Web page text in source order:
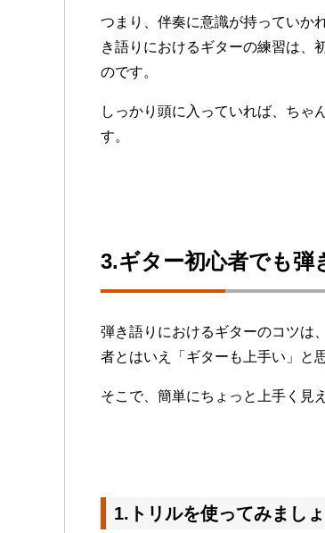
つまり、伴奏に意識が持っていか
き語りにおけるギターの練習は、
のです。
しっかり頭に入っていれば、ちゃ
す。
3.ギター初心者でも弾
弾き語りにおけるギターのコツは
者とはいえ「ギターも上手い」と
そこで、簡単にちょっと上手く見
1.トリルを使ってみまし